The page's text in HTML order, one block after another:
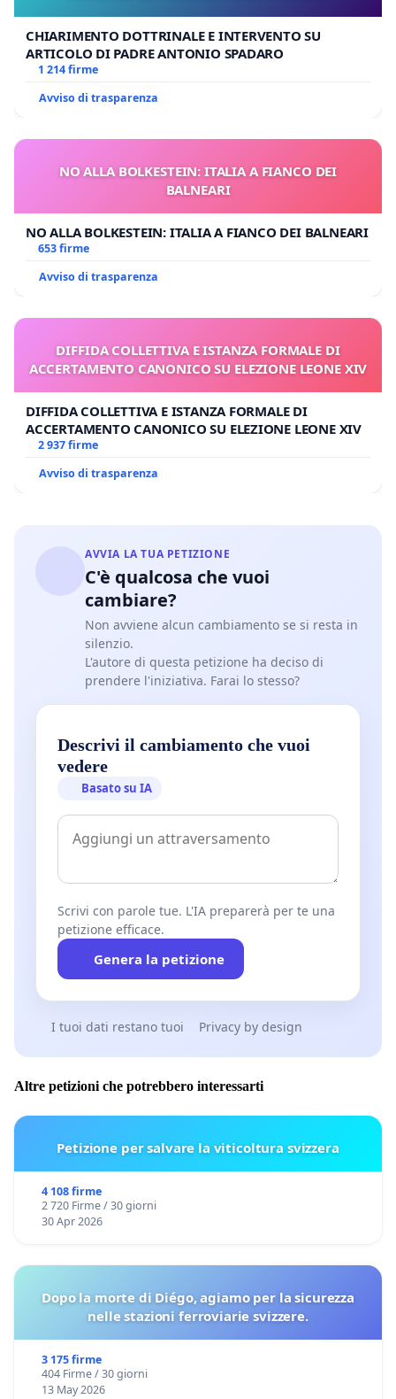
CHIARIMENTO DOTTRINALE E INTERVENTO SU
ARTICOLO DI PADRE ANTONIO SPADARO
1 214 firme
Avviso di trasparenza
NO ALLA BOLKESTEIN: ITALIA A FIANCO DEI
BALNEARI
NO ALLA BOLKESTEIN: ITALIA A FIANCO DEI BALNEARI
653 firme
Avviso di trasparenza
DIFFIDA COLLETTIVA E ISTANZA FORMALE DI
ACCERTAMENTO CANONICO SU ELEZIONE LEONE XIV
DIFFIDA COLLETTIVA E ISTANZA FORMALE DI
ACCERTAMENTO CANONICO SU ELEZIONE LEONE XIV
2 937 firme
Avviso di trasparenza
AVVIA LA TUA PETIZIONE
C'è qualcosa che vuoi
cambiare?
Non avviene alcun cambiamento se si resta in
silenzio.
L'autore di questa petizione ha deciso di
prendere l'iniziativa. Farai lo stesso?
Descrivi il cambiamento che vuoi
vedere
Basato su IA
Scrivi con parole tue. L'IA preparerà per te una
petizione efficace.
Genera la petizione
I tuoi dati restano tuoi Privacy by design
Altre petizioni che potrebbero interessarti
Petizione per salvare la viticoltura svizzera
4 108 firme
2 720 Firme / 30 giorni
30 Apr 2026
Dopo la morte di Diégo, agiamo per la sicurezza
nelle stazioni ferroviarie svizzere.
3 175 firme
404 Firme / 30 giorni
13 May 2026